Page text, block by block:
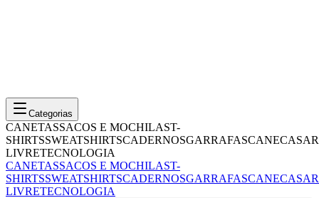
Categorias
CANETASSACOS E MOCHILAST-
SHIRTSSWEATSHIRTSCADERNOSGARRAFASCANECASAR
LIVRETECNOLOGIA
CANETASSACOS E MOCHILAST-
SHIRTSSWEATSHIRTSCADERNOSGARRAFASCANECASAR
LIVRETECNOLOGIA